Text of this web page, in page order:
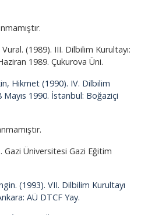
(1989). III. Dilbilim Kurultayı:
1989. Çukurova Üni.
Hikmet (1990). IV. Dilbilim
1990. İstanbul: Boğaziçi
Gazi Üniversitesi Gazi Eğitim
(1993). VII. Dilbilim Kurultayı
AÜ DTCF Yay.